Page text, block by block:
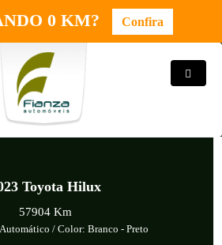
Toggle
Toyota Hilux
57904 Km
/ Color: Branco - Preto
0 KM? Confira